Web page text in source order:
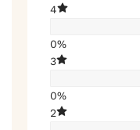
4
0%
3
0%
2